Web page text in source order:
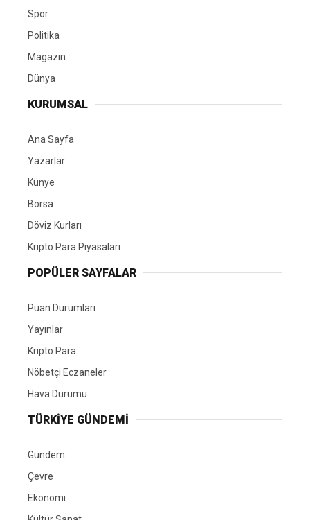
Spor
Politika
Magazin
Dünya
KURUMSAL
Ana Sayfa
Yazarlar
Künye
Borsa
Döviz Kurları
Kripto Para Piyasaları
POPÜLER SAYFALAR
Puan Durumları
Yayınlar
Kripto Para
Nöbetçi Eczaneler
Hava Durumu
TÜRKIYE GÜNDEMI
Gündem
Çevre
Ekonomi